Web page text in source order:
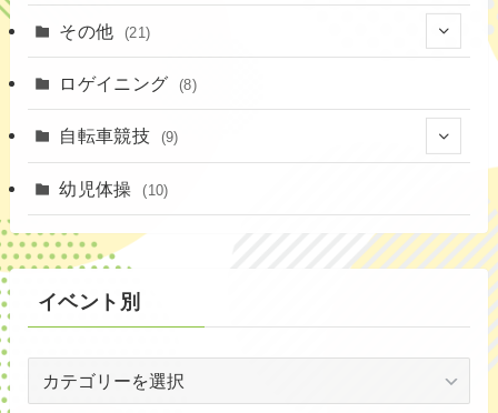
(14)
(4)
(20)
(19)
(16)
(6)
(3)
(2)
その他 (21)
(4)
ロゲイニング (8)
自転車競技 (9)
幼児体操 (10)
イベント別